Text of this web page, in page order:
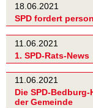
18.06.2021
SPD fordert
11.06.2021
1. SPD-Rats-News
11.06.2021
Die SPD-
der Gemeinde